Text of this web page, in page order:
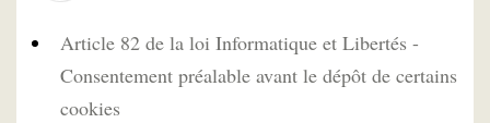
Article 82 de la loi Informatique et Libertés -
Consentement préalable avant le dépôt de certains
cookies